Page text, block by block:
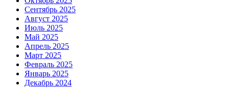
Сентябрь 2025
Август 2025
Июль 2025
Май 2025
Апрель 2025
Март 2025
Февраль 2025
Январь 2025
Декабрь 2024